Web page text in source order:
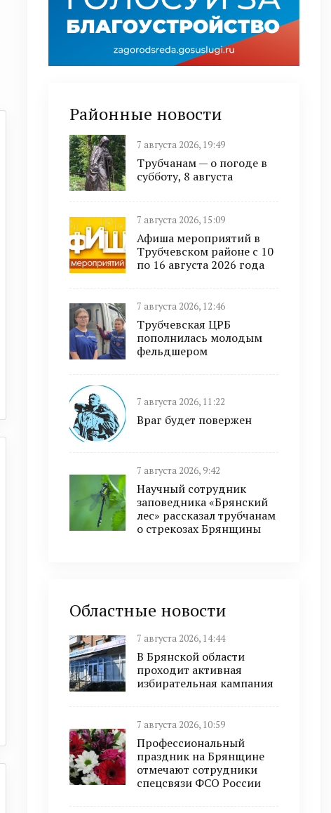
Районные новости
7 августа 2026, 19:49
Трубчанам — о погоде в
субботу, 8 августа
7 августа 2026, 15:09
Афиша мероприятий в
Трубчевском районе с 10
по 16 августа 2026 года
7 августа 2026, 12:46
Трубчевская ЦРБ
пополнилась молодым
фельдшером
7 августа 2026, 11:22
Враг будет повержен
7 августа 2026, 9:42
Научный сотрудник
заповедника «Брянский
лес» рассказал трубчанам
о стрекозах Брянщины
Областные новости
7 августа 2026, 14:44
В Брянской области
проходит активная
избирательная кампания
7 августа 2026, 10:59
Профессиональный
праздник на Брянщине
отмечают сотрудники
спецсвязи ФСО России